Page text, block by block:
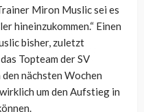
Miron Muslic sei es
hineinzukommen.“ Einen
bisher, zuletzt
Topteam der SV
nächsten Wochen
um den Aufstieg in